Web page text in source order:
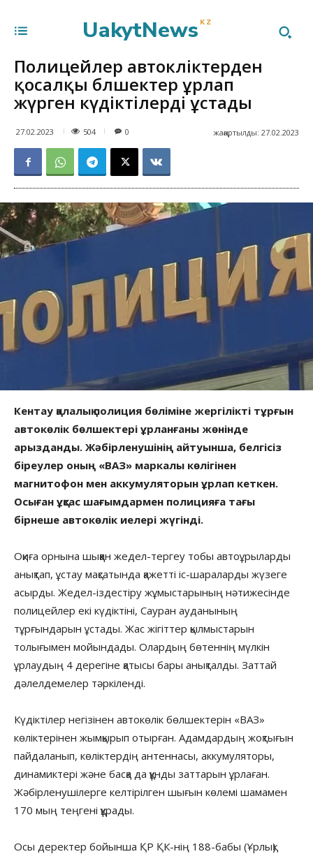
UakytNews KZ
Полицейлер автокөліктерден
қосалқы бөлшектер ұрлап
жүрген күдіктілерді ұстады
27.02.2023 504 жаңартылды: 27.02.2023
0
Кентау қалалық полиция бөліміне жергілікті тұрғын
автокөлік бөлшектері ұрланғаны жөнінде
арызданды. Жәбірленушінің айтуынша, белгісіз
біреулер оның «ВАЗ» маркалы көлігінен
магнитофон мен аккумуляторын ұрлап кеткен.
Осыған ұқсас шағымдармен полицияға тағы
бірнеше автокөлік иелері жүгінді.
Оқиға орнына шыққан жедел-тергеу тобы автоұрыларды
анықтап, ұстау мақсатында қажетті іс-шараларды жүзеге
асырды. Жедел-іздестіру жұмыстарының нәтижесінде
полицейлер екі күдіктіні, Сауран ауданының
тұрғындарын ұстады. Жас жігіттер қылмыстарын
толығымен мойындады. Олардың бөтеннің мүлкін
ұрлаудың 4 дерегіне қатысы бары анықталды. Заттай
дәлелдемелер тәркіленді.
Күдіктілер негізінен автокөлік бөлшектерін «ВАЗ»
көліктерінен жымқырып отырған. Адамдардың жоқтығын
пайдаланып, көліктердің антеннасы, аккумуляторы,
динамиктері және басқа да құнды заттарын ұрлаған.
Жәбірленушілерге келтірілген шығын көлемі шамамен
170 мың теңгені құрады.
Осы деректер бойынша ҚР ҚК-нің 188-бабы (Ұрлық)